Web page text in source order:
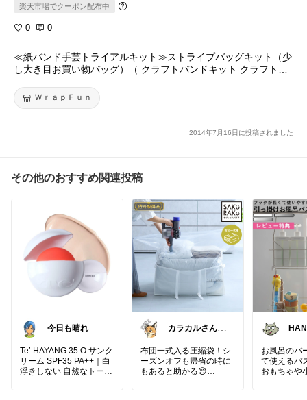
楽天市場でクーポン配布中
0 0
≪紙バンド手芸トライアルキット≫ストライプバッグキット（少
し大き目お買い物バッグ）（ クラフトバンドキット クラフトテ
ＷｒａｐＦｕｎ
2014年7月16日に投稿されました
その他のおすすめ関連投稿
今日も晴れ
Te’ HAYANG 35 O サンク
リーム SPF35 PA++｜白
浮きしない 自然なトーン
カラカルさん_
4時
布団一式入る圧縮袋！シ
ーズンオフも帰省の時に
もあると助かる😊
じゃ
お風呂のバ
て使えるバ
おもちゃや